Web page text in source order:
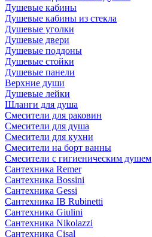
Душевые кабины
Душевые кабины из стекла
Душевые уголки
Душевые двери
Душевые поддоны
Душевые стойки
Душевые панели
Верхние души
Душевые лейки
Шланги для душа
Смесители для раковин
Смесители для душа
Смесители для кухни
Смесители на борт ванны
Смесители с гигиеническим душем
Сантехника Remer
Сантехника Bossini
Сантехника Gessi
Сантехника IB Rubinetti
Сантехника Giulini
Сантехника Nikolazzi
Сантехника Cisal